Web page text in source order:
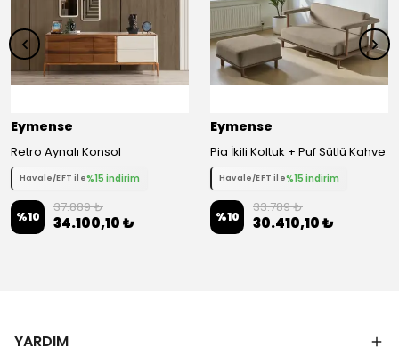
Eymense
Retro Aynalı Konsol
Havale/EFT ile%15 indirim
%10
37.889 ₺
34.100,10 ₺
Eymense
Pia İkili Koltuk + Puf Sütlü Kahve
Havale/EFT ile%15 indirim
%10
33.789 ₺
30.410,10 ₺
YARDIM